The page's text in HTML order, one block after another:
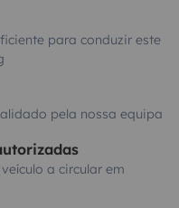
para conduzir este
pela nossa equipa
a circular em